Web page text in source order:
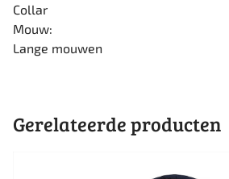
Collar
Mouw:
Lange mouwen
Gerelateerde producten